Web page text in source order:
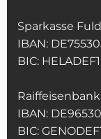
Sparkasse
IBAN:
BIC:
IBAN:
BIC: